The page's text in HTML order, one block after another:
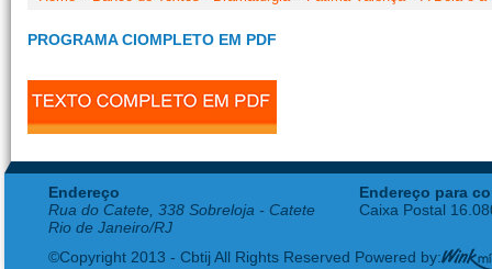
PROGRAMA CIOMPLETO EM PDF
Endereço
Rua do Catete, 338 Sobreloja - Catete
Rio de Janeiro/RJ
Endereço para
Caixa Postal
©Copyright 2013 - Cbtij All Rights Reserved Powered by: